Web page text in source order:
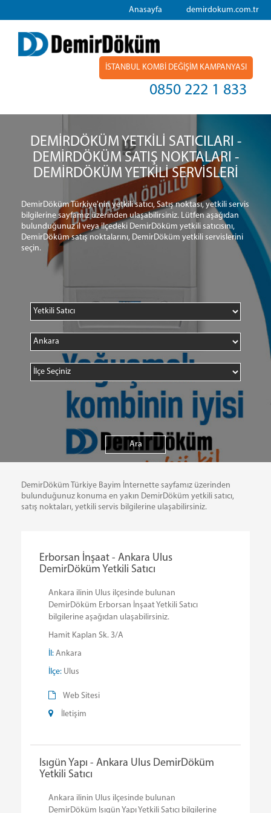
demirdokum.com.tr
Anasayfa
İSTANBUL KOMBİ DEĞİŞİM KAMPANYASI
0850 222 1 833
DEMİRDÖKÜM YETKİLİ SATICILARI -
DEMİRDÖKÜM SATIŞ NOKTALARI -
DEMİRDÖKÜM YETKİLİ SERVİSLERİ
DemirDöküm Türkiye'nin yetkili satıcı, Satış noktası, yetkili servis
bilgilerine sayfamız üzerinden ulaşabilirsiniz. Lütfen aşağıdan
bulunduğunuz il veya ilçedeki DemirDöküm yetkili satıcısını,
DemirDöküm satış noktalarını, DemirDöküm yetkili servislerini
seçin.
DemirDöküm Türkiye Bayim İnternette sayfamız üzerinden
bulunduğunuz konuma en yakın DemirDöküm yetkili satıcı,
satış noktaları, yetkili servis bilgilerine ulaşabilirsiniz.
Erborsan İnşaat - Ankara Ulus
DemirDöküm Yetkili Satıcı
Ankara ilinin Ulus ilçesinde bulunan
DemirDöküm Erborsan İnşaat Yetkili Satıcı
bilgilerine aşağıdan ulaşabilirsiniz.
Hamit Kaplan Sk. 3/A
İl: Ankara
İlçe: Ulus
Web Sitesi
İletişim
Isıgün Yapı - Ankara Ulus DemirDöküm
Yetkili Satıcı
Ankara ilinin Ulus ilçesinde bulunan
DemirDöküm Isıgün Yapı Yetkili Satıcı bilgilerine